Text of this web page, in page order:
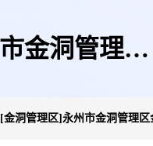
金洞管理区
[金洞管理区]永州市金洞管理